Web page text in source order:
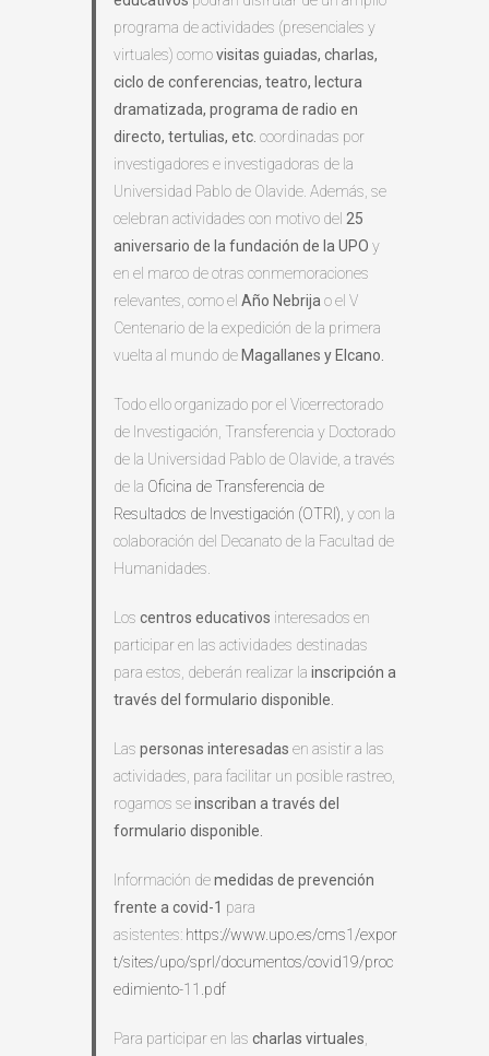
programa de actividades (presenciales y
virtuales) comovisitas guiadas, charlas,
ciclo de conferencias, teatro, lectura
dramatizada, programa de radio en
directo, tertulias, etc. coordinadas por
investigadores e investigadoras de la
Universidad Pablo de Olavide. Además, se
celebran actividades con motivo del 25
aniversario de la fundación de la UPO y
en el marco de otras conmemoraciones
relevantes, como el Año Nebrija o el V
Centenario de la expedición de la primera
vuelta al mundo de Magallanes y Elcano.
Todo ello organizado por el Vicerrectorado
de Investigación, Transferencia y Doctorado
de la Universidad Pablo de Olavide, a través
de la Oficina de Transferencia de
Resultados de Investigación (OTRI), y con la
colaboración del Decanato de la Facultad de
Humanidades.
Los centros educativos interesados en
participar en las actividades destinadas
para estos, deberán realizar la inscripción a
través del formulario disponible.
Las personas interesadas en asistir a las
actividades, para facilitar un posible rastreo,
rogamos seinscriban a través del
formulario disponible.
Información demedidas de prevención
frente a covid-1 para
asistentes: https://www.upo.es/cms1/expor
t/sites/upo/sprl/documentos/covid19/proc
edimiento-11.pdf
Para participar en las charlas virtuales